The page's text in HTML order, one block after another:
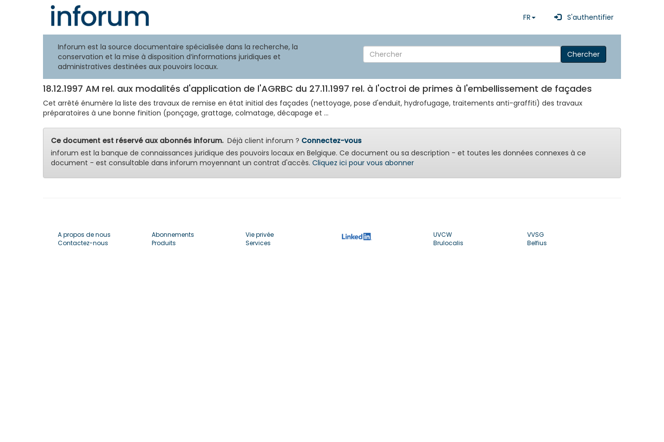
FR S'authentifier
Inforum est la source documentaire spécialisée dans la recherche, la
conservation et la mise à disposition d’informations juridiques et
administratives destinées aux pouvoirs locaux.
Chercher
18.12.1997 AM rel. aux modalités d'application de l'AGRBC du 27.11.1997 rel. à l'octroi de primes à l'embellissement de façades
Cet arrêté énumère la liste des travaux de remise en état initial des façades (nettoyage, pose d'enduit, hydrofugage, traitements anti-graffiti) des travaux
préparatoires à une bonne finition (ponçage, grattage, colmatage, décapage et ...
Ce document est réservé aux abonnés inforum.Déjà client inforum ? Connectez-vous
inforum est la banque de connaissances juridique des pouvoirs locaux en Belgique. Ce document ou sa description - et toutes les données connexes à ce
document - est consultable dans inforum moyennant un contrat d'accès. Cliquez ici pour vous abonner
A propos de nous
Contactez-nous
Abonnements
Produits
Vie privée
Services
UVCW
Brulocalis
VVSG
Belfius